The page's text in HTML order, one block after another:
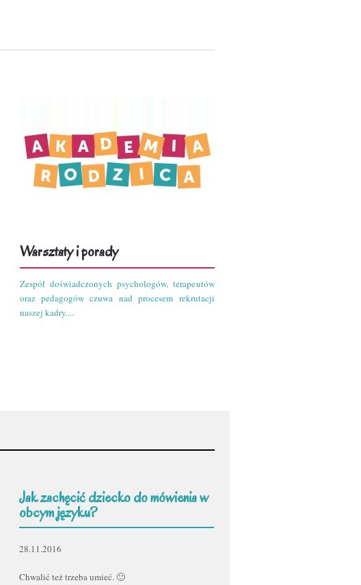
Warsztaty i porady
Zespół doświadczonych psychologów, terapeutów
oraz pedagogów czuwa nad procesem rekrutacji
naszej kadry....
Jak zachęcić dziecko do mówienia w
obcym języku?
28.11.2016
Chwalić też trzeba umieć. 🙂